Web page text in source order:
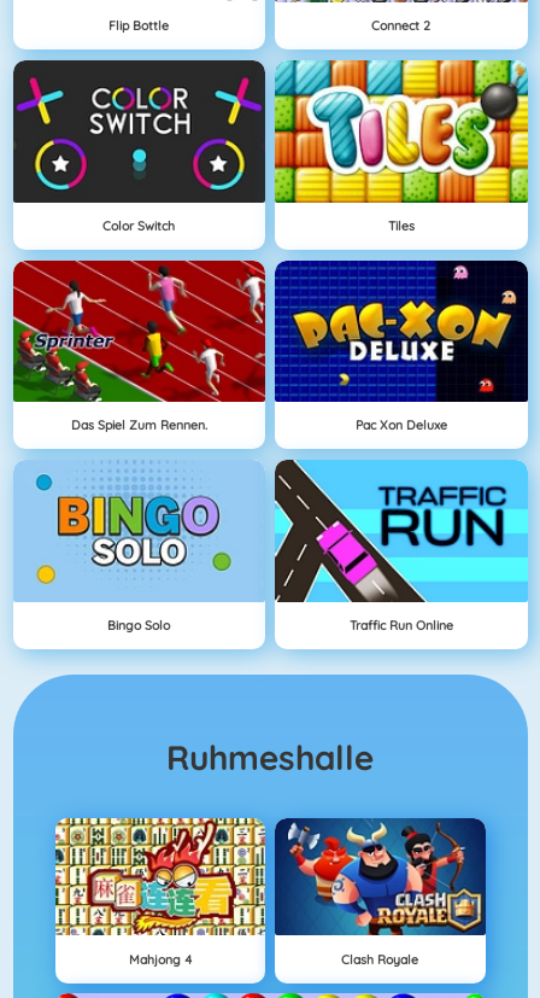
Flip Bottle Connect 2
Color Switch Tiles
Das Spiel Zum Rennen. Pac Xon Deluxe
Bingo Solo Traffic Run Online
Ruhmeshalle
Mahjong 4 Clash Royale